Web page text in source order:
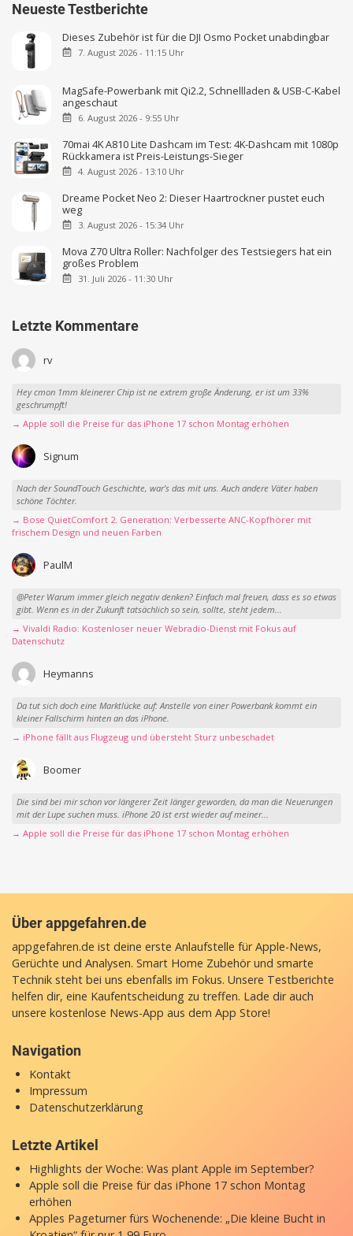
Neueste Testberichte
Dieses Zubehör ist für die DJI Osmo Pocket unabdingbar
7. August 2026 - 11:15 Uhr
MagSafe-Powerbank mit Qi2.2, Schnellladen & USB-C-Kabel
angeschaut
6. August 2026 - 9:55 Uhr
70mai 4K A810 Lite Dashcam im Test: 4K-Dashcam mit 1080p
Rückkamera ist Preis-Leistungs-Sieger
4. August 2026 - 13:10 Uhr
Dreame Pocket Neo 2: Dieser Haartrockner pustet euch
weg
3. August 2026 - 15:34 Uhr
Mova Z70 Ultra Roller: Nachfolger des Testsiegers hat ein
großes Problem
31. Juli 2026 - 11:30 Uhr
Letzte Kommentare
rv
Hey cmon 1mm kleinerer Chip ist ne extrem große Änderung, er ist um 33%
geschrumpft!
→ Apple soll die Preise für das iPhone 17 schon Montag erhöhen
Signum
Nach der SoundTouch Geschichte, war’s das mit uns. Auch andere Väter haben
schöne Töchter.
→ Bose QuietComfort 2. Generation: Verbesserte ANC-Kopfhörer mit
frischem Design und neuen Farben
PaulM
@Peter Warum immer gleich negativ denken? Einfach mal freuen, dass es so etwas
gibt. Wenn es in der Zukunft tatsächlich so sein, sollte, steht jedem...
→ Vivaldi Radio: Kostenloser neuer Webradio-Dienst mit Fokus auf
Datenschutz
Heymanns
Da tut sich doch eine Marktlücke auf: Anstelle von einer Powerbank kommt ein
kleiner Fallschirm hinten an das iPhone.
→ iPhone fällt aus Flugzeug und übersteht Sturz unbeschadet
Boomer
Die sind bei mir schon vor längerer Zeit länger geworden, da man die Neuerungen
mit der Lupe suchen muss. iPhone 20 ist erst wieder auf meiner...
→ Apple soll die Preise für das iPhone 17 schon Montag erhöhen
Über appgefahren.de
appgefahren.de ist deine erste Anlaufstelle für Apple-News,
Gerüchte und Analysen. Smart Home Zubehör und smarte
Technik steht bei uns ebenfalls im Fokus. Unsere Testberichte
helfen dir, eine Kaufentscheidung zu treffen. Lade dir auch
unsere kostenlose News-App aus dem App Store!
Navigation
Kontakt
Impressum
Datenschutzerklärung
Letzte Artikel
Highlights der Woche: Was plant Apple im September?
Apple soll die Preise für das iPhone 17 schon Montag
erhöhen
Apples Pageturner fürs Wochenende: „Die kleine Bucht in